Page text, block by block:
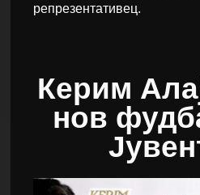
репрезентативец.
Керим
нов